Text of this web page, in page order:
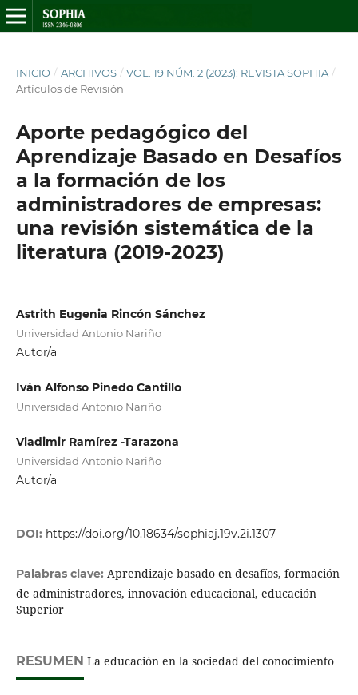
INICIO / ARCHIVOS / VOL. 19 NÚM. 2 (2023): REVISTA SOPHIA /
Artículos de Revisión
Aporte pedagógico del
Aprendizaje Basado en Desafíos
a la formación de los
administradores de empresas:
una revisión sistemática de la
literatura (2019-2023)
Astrith Eugenia Rincón Sánchez
Universidad Antonio Nariño
Autor/a
Iván Alfonso Pinedo Cantillo
Universidad Antonio Nariño
Vladimir Ramírez -Tarazona
Universidad Antonio Nariño
Autor/a
DOI: https://doi.org/10.18634/sophiaj.19v.2i.1307
Palabras clave: Aprendizaje basado en desafíos, formación
de administradores, innovación educacional, educación
Superior
RESUMEN La educación en la sociedad del conocimiento